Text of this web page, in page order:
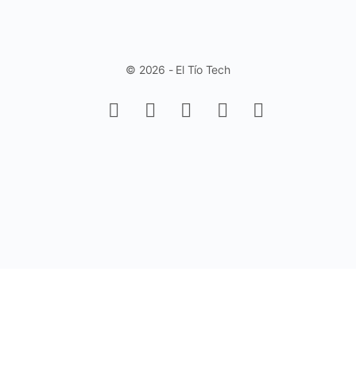
© 2026 - El Tío Tech